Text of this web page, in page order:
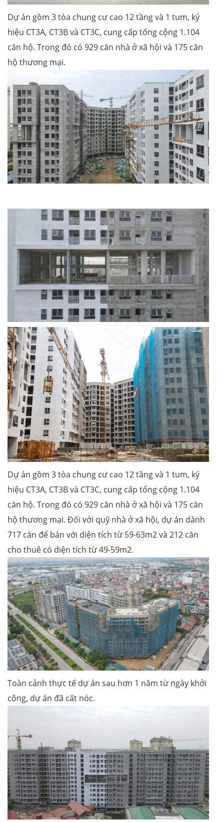
Dự án gồm 3 tòa chung cư cao 12 tầng và 1 tum, ký
hiệu CT3A, CT3B và CT3C, cung cấp tổng cộng 1.104
căn hộ. Trong đó có 929 căn nhà ở xã hội và 175 căn
hộ thương mại.
Dự án gồm 3 tòa chung cư cao 12 tầng và 1 tum, ký
hiệu CT3A, CT3B và CT3C, cung cấp tổng cộng 1.104
căn hộ. Trong đó có 929 căn nhà ở xã hội và 175 căn
hộ thương mại. Đối với quỹ nhà ở xã hội, dự án dành
717 căn để bán với diện tích từ 59-63m2 và 212 căn
cho thuê có diện tích từ 49-59m2.
Toàn cảnh thực tế dự án sau hơn 1 năm từ ngày khởi
công, dự án đã cất nóc.